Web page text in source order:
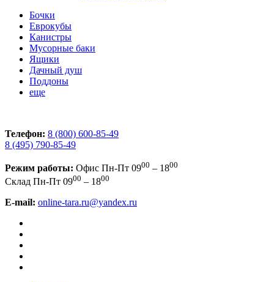
Бочки
Еврокубы
Канистры
Мусорные баки
Ящики
Дачный душ
Поддоны
еще
Телефон: 8 (800) 600-85-49
8 (495) 790-85-49
Режим работы: Офис Пн-Пт 0900 – 1800
Склад Пн-Пт 0900 – 1800
E-mail: online-tara.ru@yandex.ru